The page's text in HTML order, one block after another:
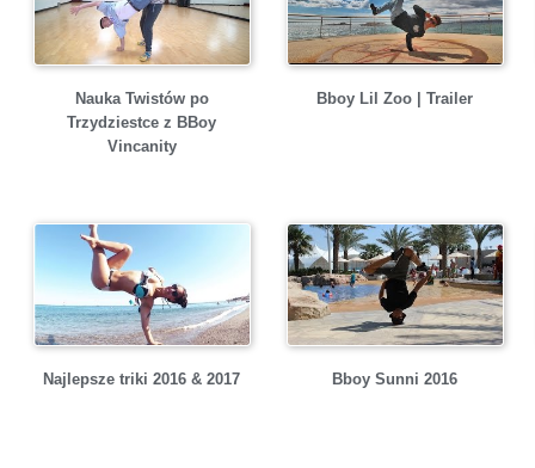
Nauka Twistów po
Trzydziestce z BBoy
Vincanity
Bboy Lil Zoo | Trailer
Najlepsze triki 2016 & 2017 Bboy Sunni 2016